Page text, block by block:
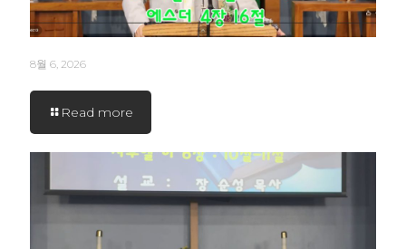
8월 6, 2026
Read more